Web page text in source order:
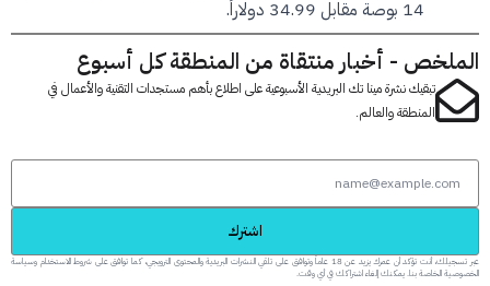
- أخبار منتقاة من المنطقة كل أسبوع
تبقيك نشرة مينا تك البريدية الأسبوعية على اطلاع بأهم مستجدات التقنية والأعمال في
المنطقة والعالم.
عبر تسجيلك، أنت تؤكد أن عمرك يزيد عن 18 عاماً وتوافق على تلقي النشرات البريدية والمحتوى الترويجي، كما توافق على شروط الاستخدام وسياسة
الخاصة بنا. يمكنك إلغاء اشتراكك في أي وقت.